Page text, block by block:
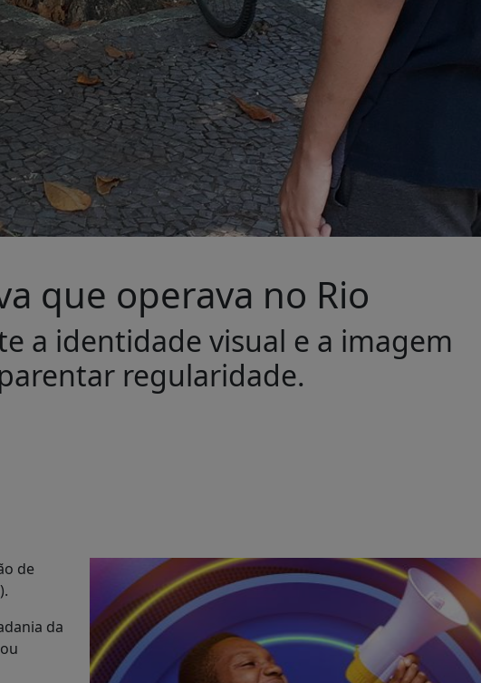
que operava no Rio
a identidade visual e a imagem
regularidade.
de
da